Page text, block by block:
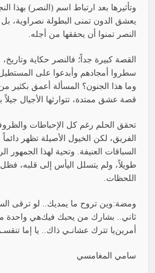
وتأثيرها بعد ارتباط اسم (النصر) بهذا
يعشق الدون تمنى البطولة نصراوية،
النصر تمنوا أن يحققها من أجله.
القصة كبيرة جداً؛ فالنصر حكاية
سطروا أمجادهم وأبدعوا على
وما هذا الجنون؟ المسألة أعمق بكثير
قصة عشق ممتدة، تتوارثها الأجيال جيلاً
تحقق الحلم رغم كل الإحباطات
الفريق، لكن الخيول الأصيلة تظهر
السباقات العنيفة. وتحية لهذا الجمهور
طويلاً، ولم يتسلل اليأس إلى قلبه،
اللحظات.
ومضة: وين تروح ما يمديك.. لو ترقى
ثاني.. بشارك من يحبك فيك هي واحدة
أمرين يا تترك عشانـي ذاك.. يا إما
سامي المغامسي